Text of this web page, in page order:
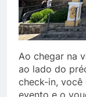
Ao chegar na
ao lado do
check-in, você